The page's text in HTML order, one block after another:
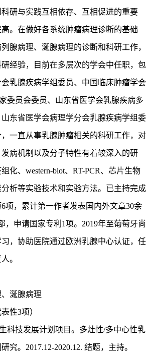
研与实践互相依存、互相促进的重要
。在做好各系统肿瘤病理诊断的基础
腺病理、涎腺病理的诊断和科研工作，
经验，目前在多层次的学会中任职，包
乳腺疾病学组委员、中国临床肿瘤学会
委员会委员、山东省医学会乳腺疾病多
东省医学会病理学分会乳腺疾病学组委
一直从事乳腺肿瘤相关的科研工作，对
病机制以及分子特性有着较深入的研
化、western-blot、RT-PCR、芯片生物
析等实验技术和实验方法。已主持完成
项，累计第一作者发表国内外文章30余
，申请国家专利1项。2019年至葡萄牙尚
，协助医院通过欧洲乳腺中心认证，任
。
涎腺病理
性3项）
科技发展计划项目。多灶性/多中心性乳
究。2017.12-2020.12. 结题，主持。